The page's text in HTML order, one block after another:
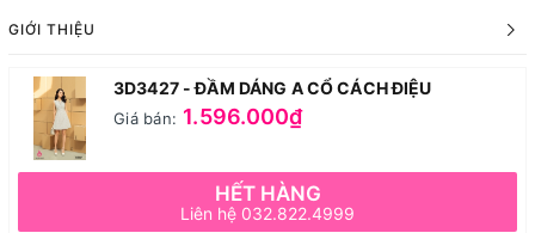
GIỚI THIỆU
3D3427 - ĐẦM DÁNG A CỔ CÁCH ĐIỆU
Giá bán: 1.596.000₫
HẾT HÀNG
Liên hệ 032.822.4999